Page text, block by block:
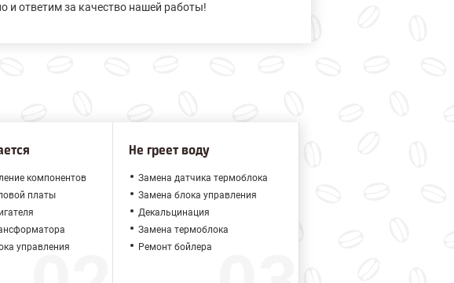
и ответим за качество нашей работы!
компонентов
платы
управления
Не греет воду
Замена датчика термоблока
Замена блока управления
Декальцинация
Замена термоблока
Ремонт бойлера